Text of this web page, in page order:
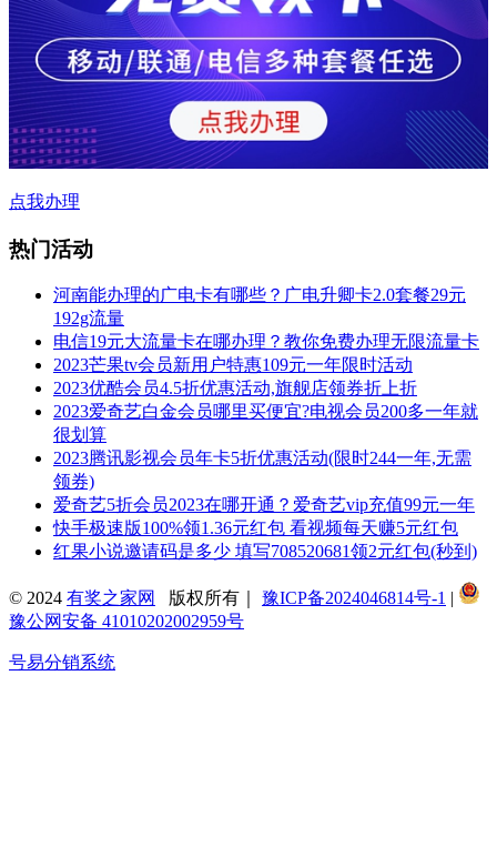
点我办理
热门活动
河南能办理的广电卡有哪些？广电升卿卡2.0套餐29元
192g流量
电信19元大流量卡在哪办理？教你免费办理无限流量卡
2023芒果tv会员新用户特惠109元一年限时活动
2023优酷会员4.5折优惠活动,旗舰店领券折上折
2023爱奇艺白金会员哪里买便宜?电视会员200多一年就
很划算
2023腾讯影视会员年卡5折优惠活动(限时244一年,无需
领券)
爱奇艺5折会员2023在哪开通？爱奇艺vip充值99元一年
快手极速版100%领1.36元红包 看视频每天赚5元红包
红果小说邀请码是多少 填写708520681领2元红包(秒到)
© 2024 有奖之家网 版权所有｜ 豫ICP备2024046814号-1 |
豫公网安备 41010202002959号
号易分销系统